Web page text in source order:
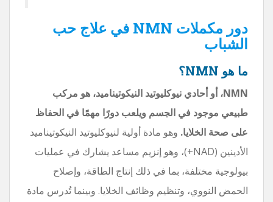
دور مكملات NMN في علاج حب
الشباب
ما هو NMN؟
NMN، أو أحادي نيوكليوتيد النيكوتيناميد، هو مركب
طبيعي موجود في الجسم ويلعب دورًا مهمًا في الحفاظ
على صحة الخلايا. وهو مادة أولية لنيوكليوتيد النيكوتيناميد
الأدينين (NAD+)، وهو إنزيم مساعد يشارك في عمليات
بيولوجية مختلفة، بما في ذلك إنتاج الطاقة، وإصلاح
الحمض النووي، وتنظيم وظائف الخلايا. وبينما تُدرس مادة